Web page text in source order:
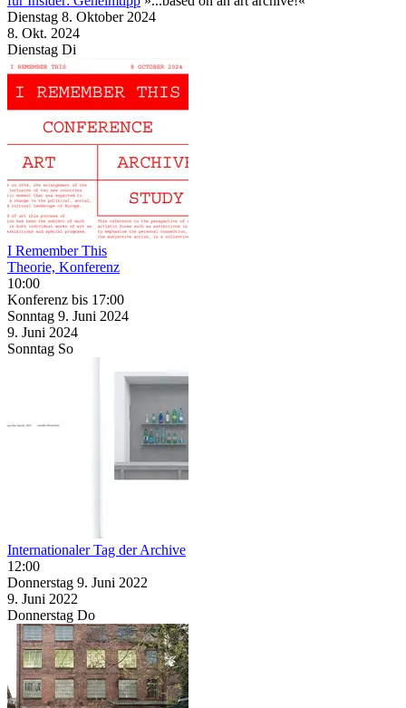
Dienstag 8. Oktober 2024
8. Okt. 2024
Dienstag Di
I Remember This
Theorie, Konferenz
10:00
Konferenz bis 17:00
Sonntag 9. Juni 2024
9. Juni 2024
Sonntag So
Internationaler Tag der Archive
12:00
Donnerstag 9. Juni 2022
9. Juni 2022
Donnerstag Do